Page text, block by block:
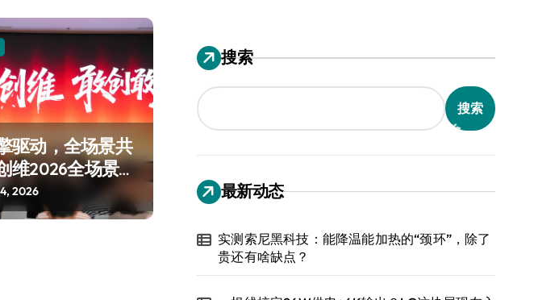
驱动，全场景共
维2026全场景新
会圆满举行
2026
搜索
搜索
最新动态
实测索尼黑科技：能降温能加热的“颈环”，除了
贵还有啥缺点？